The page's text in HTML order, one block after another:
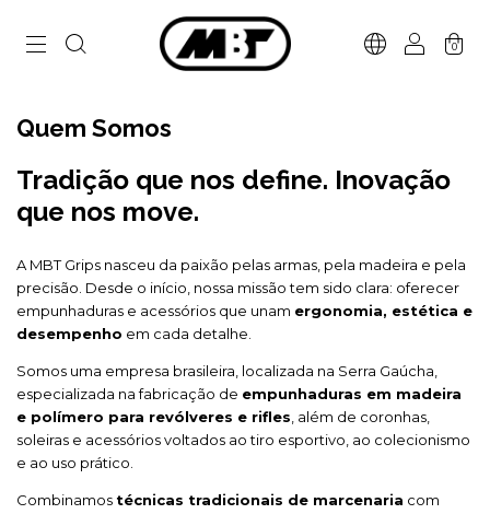
0
Quem Somos
Tradição que nos define. Inovação
que nos move.
A MBT Grips nasceu da paixão pelas armas, pela madeira e pela
precisão. Desde o início, nossa missão tem sido clara: oferecer
empunhaduras e acessórios que unam ergonomia, estética e
desempenho em cada detalhe.
Somos uma empresa brasileira, localizada na Serra Gaúcha,
especializada na fabricação de empunhaduras em madeira
e polímero para revólveres e rifles , além de coronhas,
soleiras e acessórios voltados ao tiro esportivo, ao colecionismo
e ao uso prático.
Combinamos técnicas tradicionais de marcenaria com